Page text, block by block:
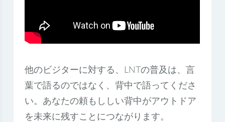
他のビジターに対する、LNTの普及は、言
葉で語るのではなく、背中で語ってくださ
い。あなたの頼もししい背中がアウトドア
を未来に残すことにつながります。